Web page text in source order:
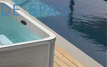
DE SPAS